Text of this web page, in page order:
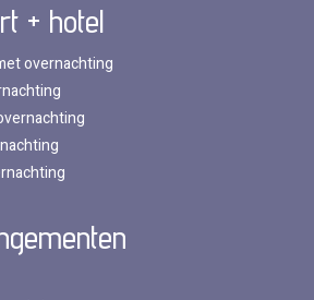
+ hotel
overnachting